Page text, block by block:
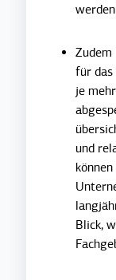
für das
je
und
Blick,